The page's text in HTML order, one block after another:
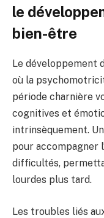
le
bien-être
Le développement
où la
période charnière
cognitives et
intrinsèquement.
pour accompagner
difficultés,
lourdes plus tard.
Les troubles liés